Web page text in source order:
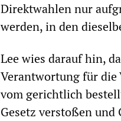
Direktwahlen nur
werden, in den
Lee wies darauf hin,
Verantwortung für die
vom gerichtlich
Gesetz verstoßen